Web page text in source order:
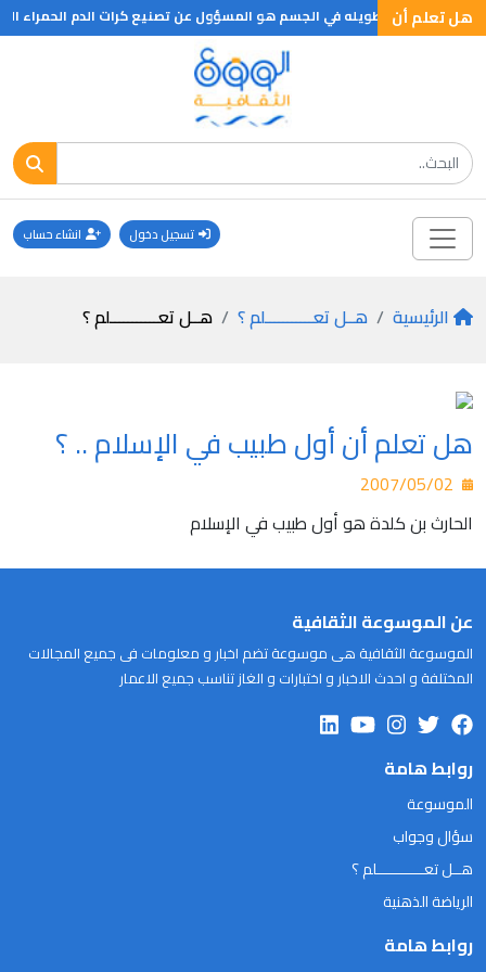
هل تعلم أن
من العظام الطويله في الجسم هو المسؤول عن تصنيع كرات الدم الحمراء التى
تسجيل دخول انشاء حساب
الرئيسية هــل تعـــــــــــلم ؟ هــل تعـــــــــــلم ؟
هل تعلم أن أول طبيب في الإسلام .. ؟
الحارث بن كلدة هو أول طبيب في الإسلام
عن الموسوعة الثقافية
الموسوعة الثقافية هى موسوعة تضم اخبار و معلومات فى جميع المجالات
المختلفة و احدث الاخبار و اختبارات و الغاز تناسب جميع الاعمار
روابط هامة
الموسوعة
سؤال وجواب
هــل تعـــــــــــلم ؟
الرياضة الذهنية
روابط هامة